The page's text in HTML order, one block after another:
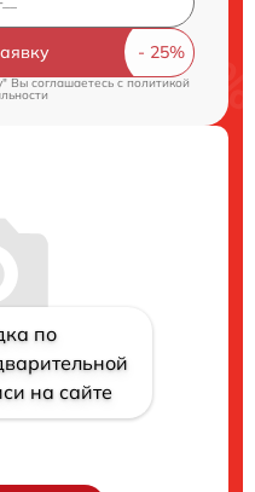
Вы соглашаетесь cполитикой
по
на сайте